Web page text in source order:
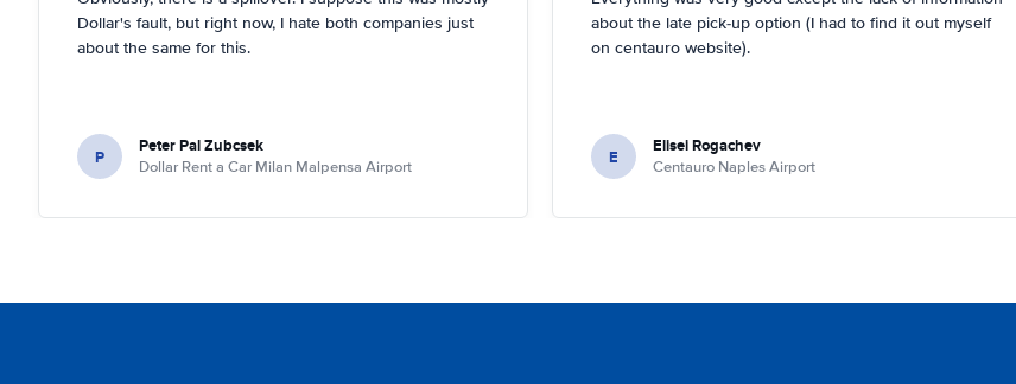
Dollar's fault, but right now, I hate both companies just
about the same for this.
P Peter Pal Zubcsek
Dollar Rent a Car Milan Malpensa Airport
about the late pick-up option (I had to find it out myself
on centauro website).
E Elisei Rogachev
Centauro Naples Airport